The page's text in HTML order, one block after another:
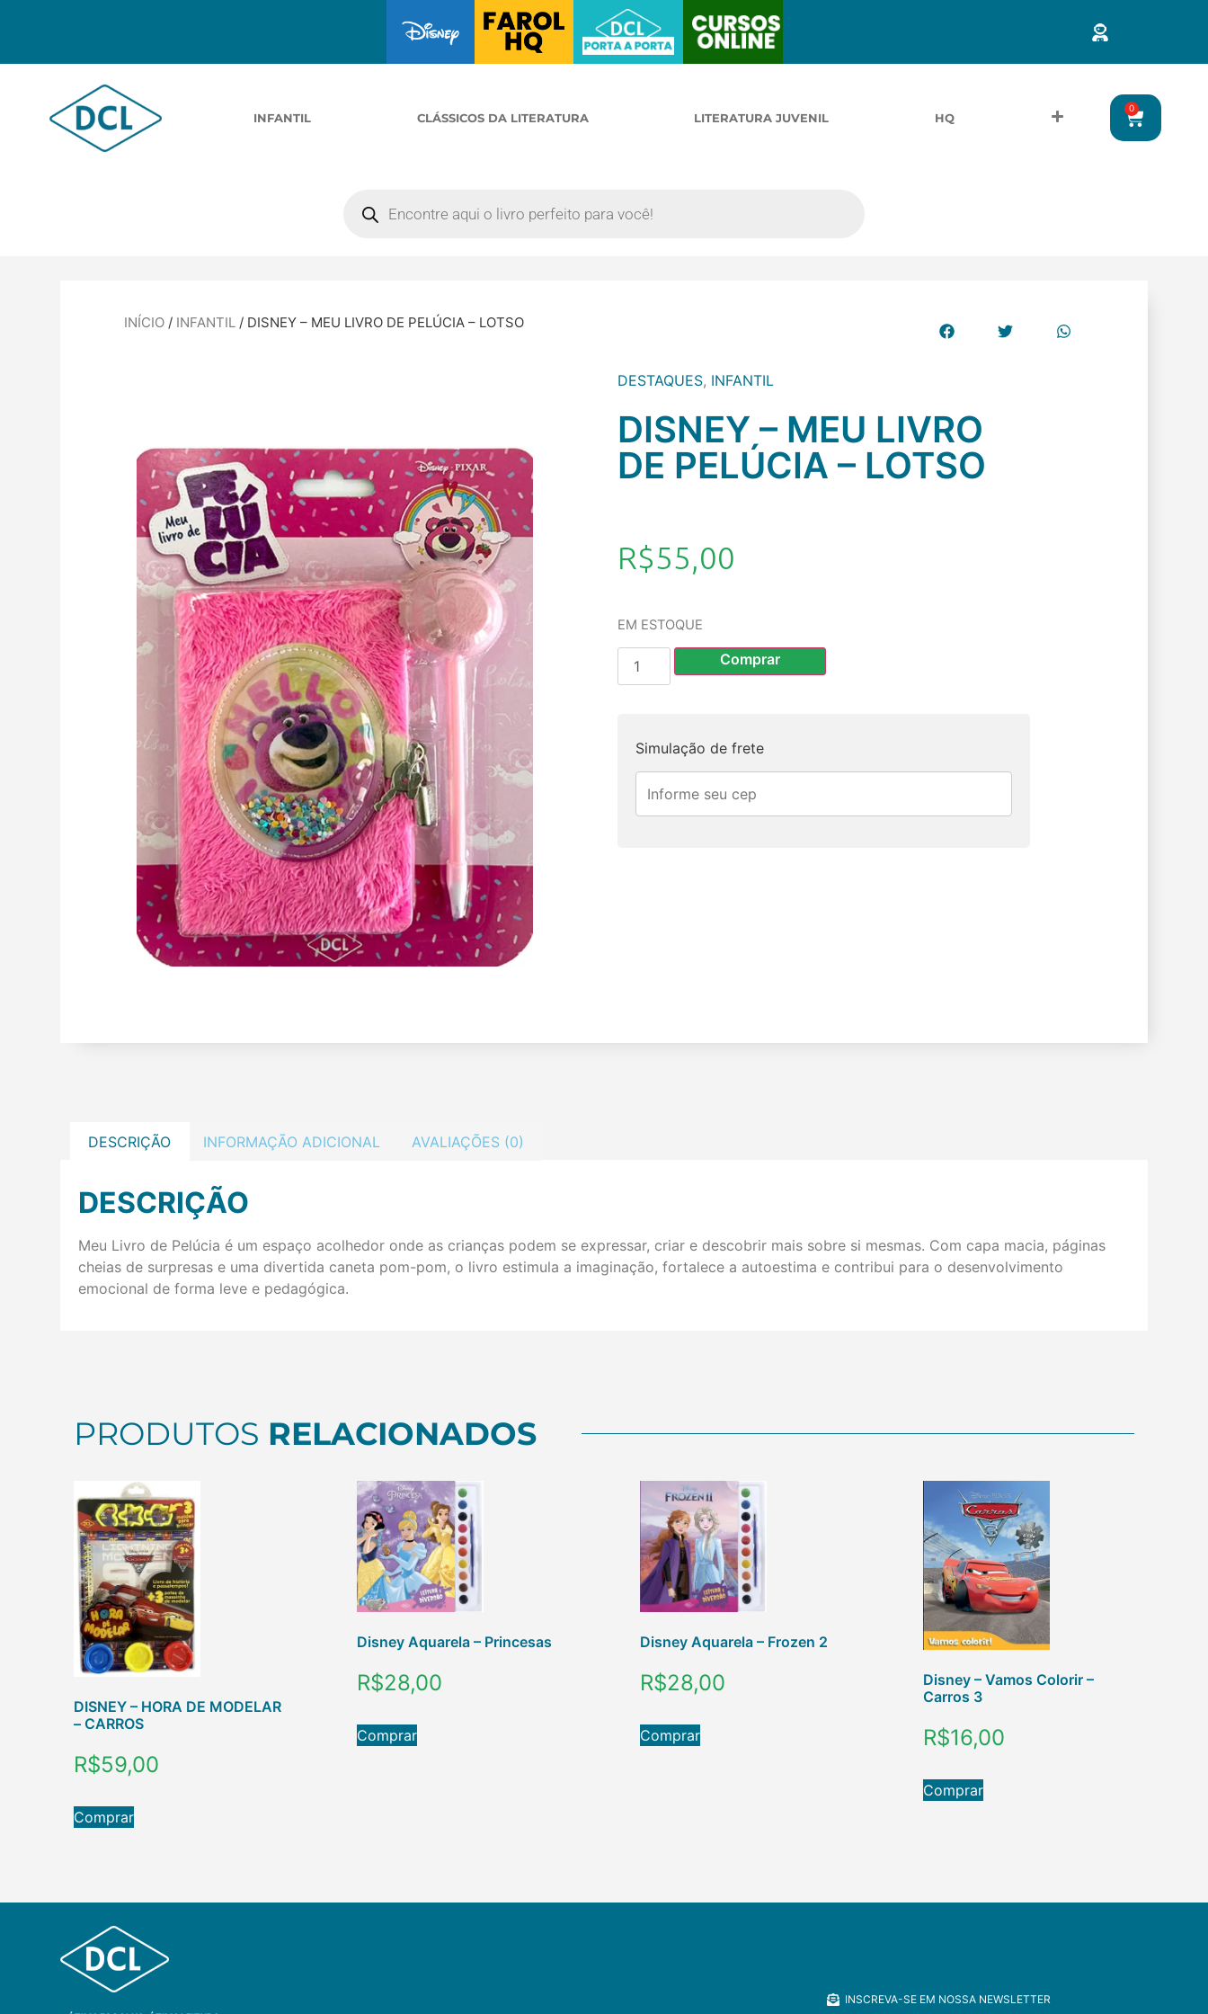
INFANTIL CLÁSSICOS DA LITERATURA LITERATURA JUVENIL HQ
0
INÍCIO/ INFANTIL/ DISNEY – MEU LIVRO DE PELÚCIA – LOTSO
DESTAQUES, INFANTIL
DISNEY – MEU LIVRO
DE PELÚCIA – LOTSO
R$55,00
EM ESTOQUE
Comprar
Simulação de frete
DESCRIÇÃO INFORMAÇÃO ADICIONAL AVALIAÇÕES (0)
DESCRIÇÃO
Meu Livro de Pelúcia é um espaço acolhedor onde as crianças podem se expressar, criar e descobrir mais sobre si mesmas. Com capa macia, páginas
cheias de surpresas e uma divertida caneta pom-pom, o livro estimula a imaginação, fortalece a autoestima e contribui para o desenvolvimento
emocional de forma leve e pedagógica.
PRODUTOS RELACIONADOS
DISNEY – HORA DE MODELAR
– CARROS
R$59,00
Comprar
Disney Aquarela – Princesas
R$28,00
Comprar
Disney Aquarela – Frozen 2
R$28,00
Comprar
Disney – Vamos Colorir –
Carros 3
R$16,00
Comprar
INSCREVA-SE EM NOSSA NEWSLETTER